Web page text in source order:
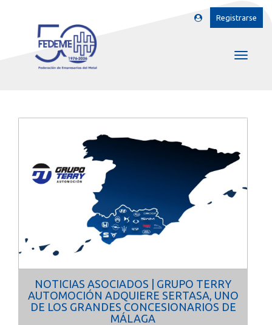
Registrarse
NOTICIAS ASOCIADOS | GRUPO TERRY
AUTOMOCIÓN ADQUIERE SERTASA, UNO
DE LOS GRANDES CONCESIONARIOS DE
MÁLAGA